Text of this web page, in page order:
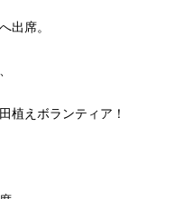
出席。
植えボランティア！